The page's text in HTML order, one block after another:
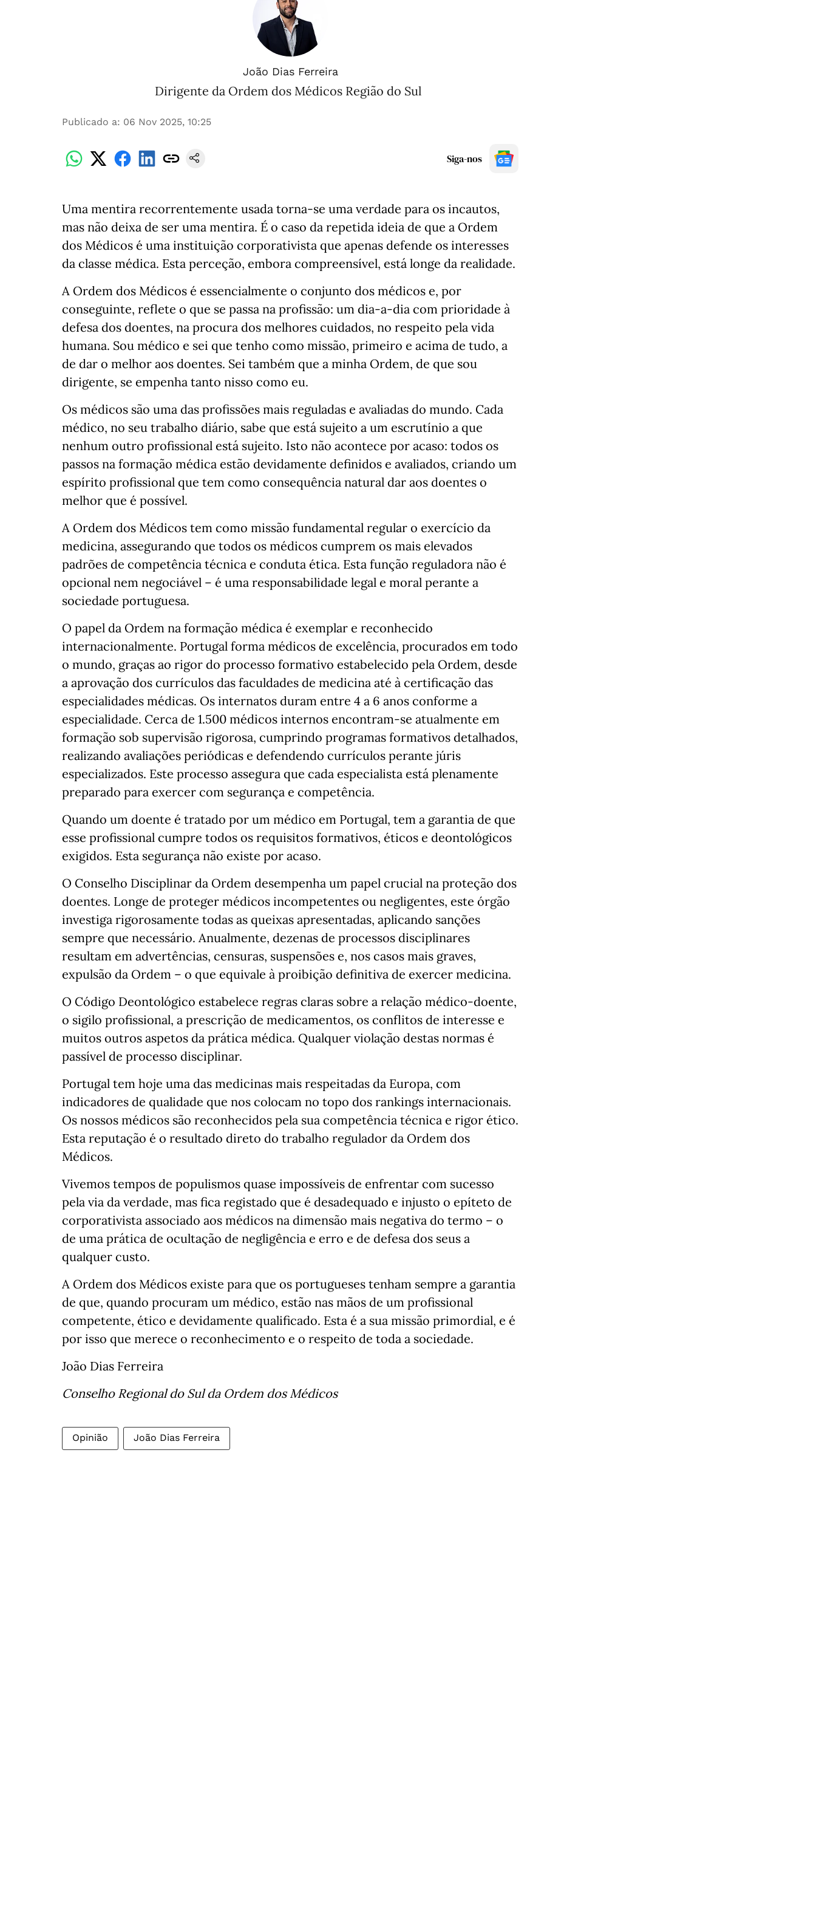
João Dias Ferreira
Dirigente da Ordem dos Médicos Região do Sul
Publicado a: 06 Nov 2025, 10:25
Siga-nos
Uma mentira recorrentemente usada torna-se uma verdade para os incautos,
mas não deixa de ser uma mentira. É o caso da repetida ideia de que a Ordem
dos Médicos é uma instituição corporativista que apenas defende os interesses
da classe médica. Esta perceção, embora compreensível, está longe da realidade.
A Ordem dos Médicos é essencialmente o conjunto dos médicos e, por
conseguinte, reflete o que se passa na profissão: um dia-a-dia com prioridade à
defesa dos doentes, na procura dos melhores cuidados, no respeito pela vida
humana. Sou médico e sei que tenho como missão, primeiro e acima de tudo, a
de dar o melhor aos doentes. Sei também que a minha Ordem, de que sou
dirigente, se empenha tanto nisso como eu.
Os médicos são uma das profissões mais reguladas e avaliadas do mundo. Cada
médico, no seu trabalho diário, sabe que está sujeito a um escrutínio a que
nenhum outro profissional está sujeito. Isto não acontece por acaso: todos os
passos na formação médica estão devidamente definidos e avaliados, criando um
espírito profissional que tem como consequência natural dar aos doentes o
melhor que é possível.
A Ordem dos Médicos tem como missão fundamental regular o exercício da
medicina, assegurando que todos os médicos cumprem os mais elevados
padrões de competência técnica e conduta ética. Esta função reguladora não é
opcional nem negociável – é uma responsabilidade legal e moral perante a
sociedade portuguesa.
O papel da Ordem na formação médica é exemplar e reconhecido
internacionalmente. Portugal forma médicos de excelência, procurados em todo
o mundo, graças ao rigor do processo formativo estabelecido pela Ordem, desde
a aprovação dos currículos das faculdades de medicina até à certificação das
especialidades médicas. Os internatos duram entre 4 a 6 anos conforme a
especialidade. Cerca de 1.500 médicos internos encontram-se atualmente em
formação sob supervisão rigorosa, cumprindo programas formativos detalhados,
realizando avaliações periódicas e defendendo currículos perante júris
especializados. Este processo assegura que cada especialista está plenamente
preparado para exercer com segurança e competência.
Quando um doente é tratado por um médico em Portugal, tem a garantia de que
esse profissional cumpre todos os requisitos formativos, éticos e deontológicos
exigidos. Esta segurança não existe por acaso.
O Conselho Disciplinar da Ordem desempenha um papel crucial na proteção dos
doentes. Longe de proteger médicos incompetentes ou negligentes, este órgão
investiga rigorosamente todas as queixas apresentadas, aplicando sanções
sempre que necessário. Anualmente, dezenas de processos disciplinares
resultam em advertências, censuras, suspensões e, nos casos mais graves,
expulsão da Ordem – o que equivale à proibição definitiva de exercer medicina.
O Código Deontológico estabelece regras claras sobre a relação médico-doente,
o sigilo profissional, a prescrição de medicamentos, os conflitos de interesse e
muitos outros aspetos da prática médica. Qualquer violação destas normas é
passível de processo disciplinar.
Portugal tem hoje uma das medicinas mais respeitadas da Europa, com
indicadores de qualidade que nos colocam no topo dos rankings internacionais.
Os nossos médicos são reconhecidos pela sua competência técnica e rigor ético.
Esta reputação é o resultado direto do trabalho regulador da Ordem dos
Médicos.
Vivemos tempos de populismos quase impossíveis de enfrentar com sucesso
pela via da verdade, mas fica registado que é desadequado e injusto o epíteto de
corporativista associado aos médicos na dimensão mais negativa do termo – o
de uma prática de ocultação de negligência e erro e de defesa dos seus a
qualquer custo.
A Ordem dos Médicos existe para que os portugueses tenham sempre a garantia
de que, quando procuram um médico, estão nas mãos de um profissional
competente, ético e devidamente qualificado. Esta é a sua missão primordial, e é
por isso que merece o reconhecimento e o respeito de toda a sociedade.
João Dias Ferreira
Conselho Regional do Sul da Ordem dos Médicos
Opinião João Dias Ferreira